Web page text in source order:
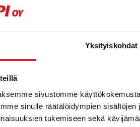
Yksityiskohdat
sivustomme
sinulle räätälöidympien
tukemiseen sekä
, Automat, Bensin, 225 000 km
KATSO TIEDOT